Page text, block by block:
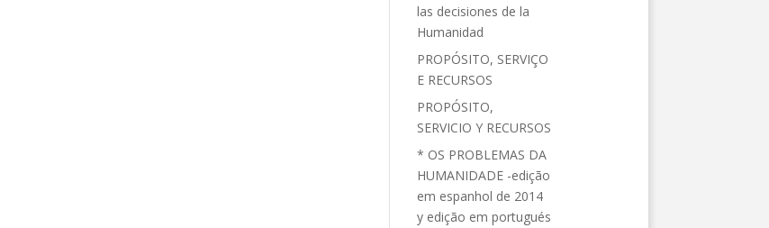
las decisiones de la
Humanidad
PROPÓSITO, SERVIÇO
E RECURSOS
PROPÓSITO,
SERVICIO Y RECURSOS
* OS PROBLEMAS DA
HUMANIDADE -edição
em espanhol de 2014
y edição em portugués